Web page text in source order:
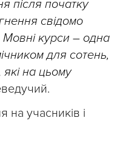
після початку
свідомо
курси – одна
для сотень,
які на цьому
на учасників і